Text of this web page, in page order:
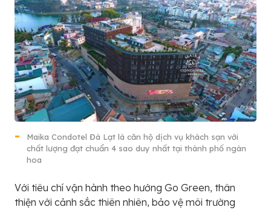
Maika Condotel Đà Lạt là căn hộ dịch vụ khách sạn với
chất lượng đạt chuẩn 4 sao duy nhất tại thành phố ngàn
hoa
Với tiêu chí vận hành theo hướng Go Green, thân
thiện với cảnh sắc thiên nhiên, bảo vệ môi trường